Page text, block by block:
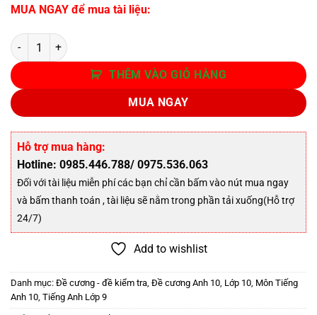
MUA NGAY để mua tài liệu:
Số lượng
THÊM VÀO GIỎ HÀNG
MUA NGAY
Hỗ trợ mua hàng:
Hotline: 0985.446.788/ 0975.536.063
Đối với tài liệu miễn phí các bạn chỉ cần bấm vào nút mua ngay
và bấm thanh toán , tài liệu sẽ nằm trong phần tải xuống(Hỗ trợ
24/7)
Add to wishlist
Danh mục: Đề cương - đề kiểm tra Đề cương Anh 10 Lớp 10 Môn Tiếng
Anh 10 Tiếng Anh Lớp 9